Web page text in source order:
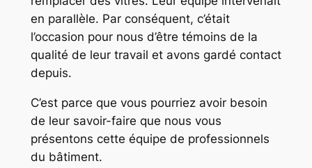
en parallèle. Par conséquent, c’était
l’occasion pour nous d’être témoins de la
qualité de leur travail et avons gardé contact
depuis.
C’est parce que vous pourriez avoir besoin
de leur savoir-faire que nous vous
présentons cette équipe de professionnels
du bâtiment.